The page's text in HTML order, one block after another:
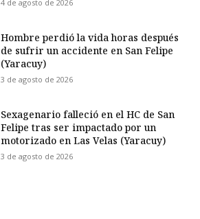
4 de agosto de 2026
Hombre perdió la vida horas después
de sufrir un accidente en San Felipe
(Yaracuy)
3 de agosto de 2026
Sexagenario falleció en el HC de San
Felipe tras ser impactado por un
motorizado en Las Velas (Yaracuy)
3 de agosto de 2026